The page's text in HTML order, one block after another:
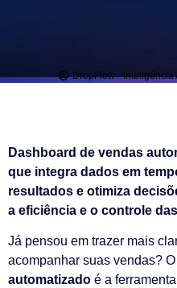
DropFlow - Inteligência
Dashboard de vendas
que integra dados em
resultados e otimiza
a eficiência e o controle
Já pensou em trazer mais
acompanhar suas vendas? O
automatizado é a